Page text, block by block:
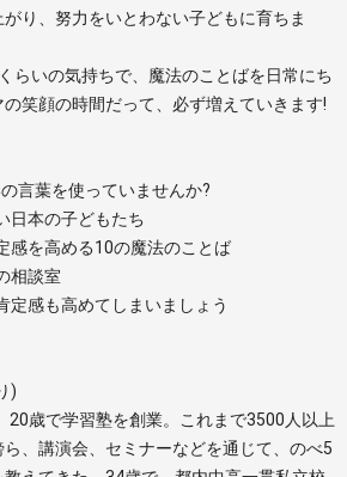
り、努力をいとわない子どもに育ちま
らいの気持ちで、魔法のことばを日常にち
笑顔の時間だって、必ず増えていきます!
言葉を使っていませんか?
日本の子どもたち
感を高める10の魔法のことば
相談室
定感も高めてしまいましょう
)
20歳で学習塾を創業。これまで3500人以上
、講演会、セミナーなどを通じて、のべ5